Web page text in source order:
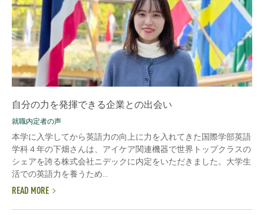
自分の力を発揮できる企業との出会い
就職内定者の声
本学に入学してから英語力の向上に力を入れてきた国際学部英語
学科４年の下畑さんは、アイケア関連機器で世界トップクラスの
シェアを誇る株式会社ニデックに内定をいただきました。大学生
活での英語力を養うため...
READ MORE